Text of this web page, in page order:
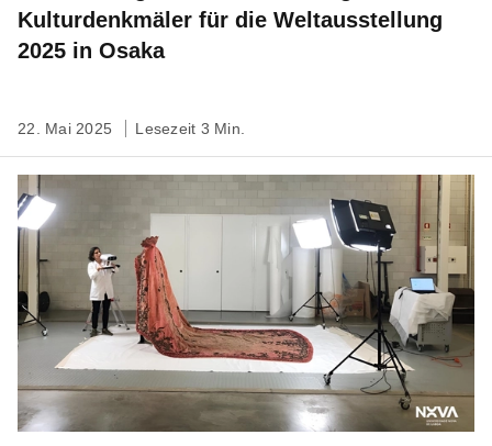
Kulturdenkmäler für die Weltausstellung
2025 in Osaka
22. Mai 2025 Lesezeit 3 Min.